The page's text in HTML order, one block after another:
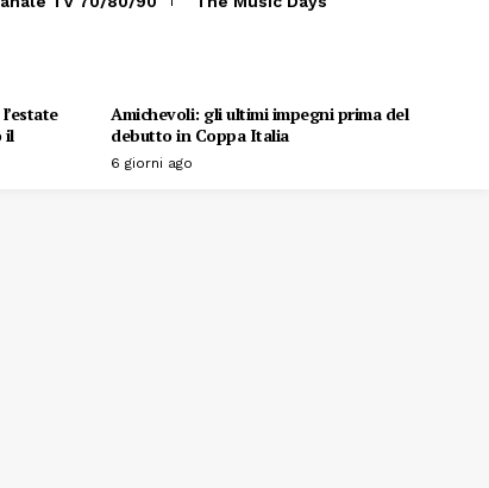
il
Amichevoli: gli ultimi impegni prima del
debutto in Coppa Italia
6 giorni ago